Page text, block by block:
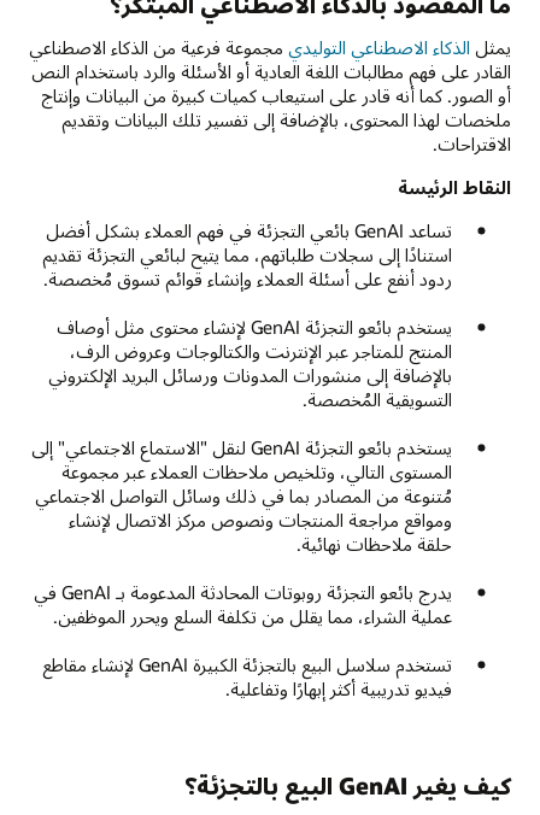
يمثل الذكاء الاصطناعي التوليدي مجموعة فرعية من الذكاء الاصطناعي
القادر على فهم مطالبات اللغة العادية أو الأسئلة والرد باستخدام النص
أو الصور. كما أنه قادر على استيعاب كميات كبيرة من البيانات وإنتاج
ملخصات لهذا المحتوى، بالإضافة إلى تفسير تلك البيانات وتقديم
الاقتراحات.
النقاط الرئيسة
تساعد GenAI بائعي التجزئة في فهم العملاء بشكل أفضل
استنادًا إلى سجلات طلباتهم، مما يتيح لبائعي التجزئة تقديم
ردود أنفع على أسئلة العملاء وإنشاء قوائم تسوق مُخصصة.
يستخدم بائعو التجزئة GenAI لإنشاء محتوى مثل أوصاف
المنتج للمتاجر عبر الإنترنت والكتالوجات وعروض الرف،
بالإضافة إلى منشورات المدونات ورسائل البريد الإلكتروني
التسويقية المُخصصة.
يستخدم بائعو التجزئة GenAI لنقل "الاستماع الاجتماعي" إلى
المستوى التالي، وتلخيص ملاحظات العملاء عبر مجموعة
مُتنوعة من المصادر بما في ذلك وسائل التواصل الاجتماعي
ومواقع مراجعة المنتجات ونصوص مركز الاتصال لإنشاء
حلقة ملاحظات نهائية.
يدرج بائعو التجزئة روبوتات المحادثة المدعومة بـ GenAI في
عملية الشراء، مما يقلل من تكلفة السلع ويحرر الموظفين.
تستخدم سلاسل البيع بالتجزئة الكبيرة GenAI لإنشاء مقاطع
فيديو تدريبية أكثر إبهارًا وتفاعلية.
كيف يغير GenAI البيع بالتجزئة؟